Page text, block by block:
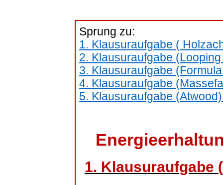
Sprung zu:
1. Klausuraufgabe (
2. Klausuraufgabe
3. Klausuraufgabe
4. Klausuraufgabe
5. Klausuraufgabe
1. Klausuraufgabe